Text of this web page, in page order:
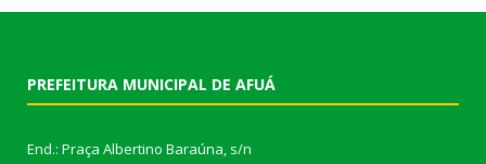
PREFEITURA MUNICIPAL DE AFUÁ
End.: Praça Albertino Baraúna, s/n